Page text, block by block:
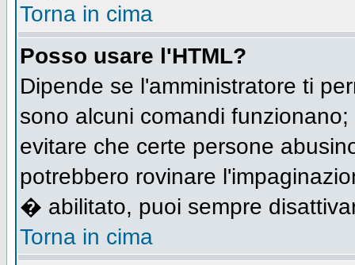
Torna in cima
Posso usare l'HTML?
Dipende se l'amministratore ti
sono alcuni comandi
evitare che certe persone
potrebbero rovinare
� abilitato, puoi sempre
Torna in cima